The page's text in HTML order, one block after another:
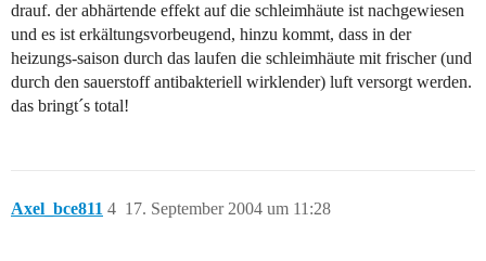
drauf. der abhärtende effekt auf die schleimhäute ist nachgewiesen
und es ist erkältungsvorbeugend, hinzu kommt, dass in der
heizungs-saison durch das laufen die schleimhäute mit frischer (und
durch den sauerstoff antibakteriell wirklender) luft versorgt werden.
das bringt´s total!
Axel_bce811 17. September 2004 um 11:28
4